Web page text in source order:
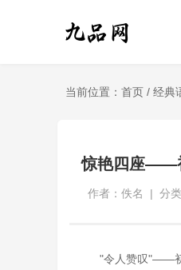
当前位置： 首页 / 经典
惊艳四座——
作者：佚名 | 分类
"令人赞叹"——初